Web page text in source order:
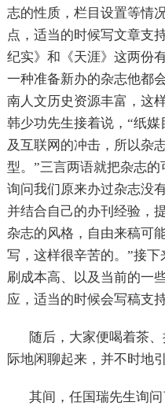
志的性质，栏目设置等情
点，适当的时候写文章支
纪实》和《天涯》这两份
一种准备新办的杂志他都
南人文历史资源丰富，这
韩少功先生接着说，“纸
及互联网的冲击，所以杂
型。”三言两语就把杂志
询问我们原来办过杂志没
并结合自己的办刊经验，
杂志的风格，自由来稿可
写，这样很辛苦的。”接
刷成本高、以及当前的一
应，适当的时候会写稿支持
随后，大家便喝着茶
际地闲聊起来，并不时地
其间，任国瑞先生询